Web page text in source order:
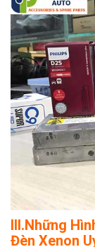
III.Những
Đèn Xenon